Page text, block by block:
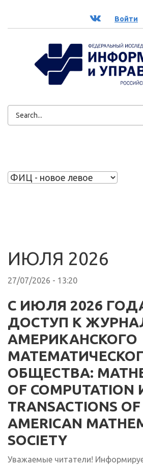
ВК Войти
ФОРМА
ИЮЛЯ 2026
27/07/2026 - 13:20
С ИЮЛЯ 2026
ДОСТУП К
АМЕРИКАНСКОГО
ОБЩЕСТВА:
OF COMPUTATION
TRANSACTIONS
AMERICAN
SOCIETY
Уважаемые читатели!